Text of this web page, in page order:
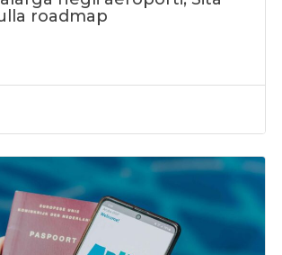
roadmap